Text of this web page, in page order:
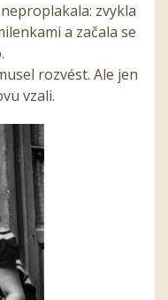
zvykla
a začala se
rozvést. Ale jen
vzali.